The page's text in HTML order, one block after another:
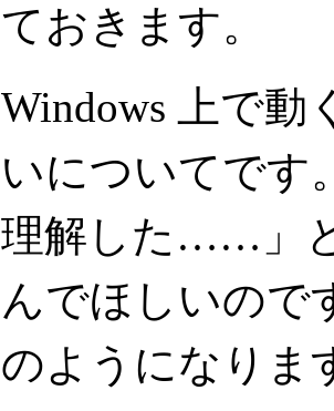
ておきます。
Windows 上で動
いについてです
理解した……」
んでほしいので
のようになりま